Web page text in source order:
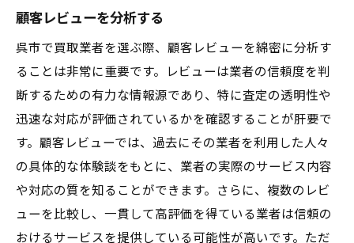
業者の評判と実績を調査する
不正業者の見極め方
呉市での買取依頼で失敗しないために
安心の買取プロセスを理解する
契約前の確認事項を整理する
顧客サポートの充実度を確認する
顧客レビューを分析する
呉市で買取業者を選ぶ際、顧客レビューを綿密に分析す
ることは非常に重要です。レビューは業者の信頼度を判
断するための有力な情報源であり、特に査定の透明性や
迅速な対応が評価されているかを確認することが肝要で
す。顧客レビューでは、過去にその業者を利用した人々
の具体的な体験談をもとに、業者の実際のサービス内容
や対応の質を知ることができます。さらに、複数のレビ
ューを比較し、一貫して高評価を得ている業者は信頼の
おけるサービスを提供している可能性が高いです。ただ